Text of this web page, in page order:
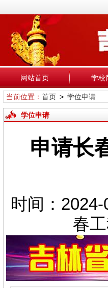
网站首页 学校
当前位置： 首页> 学位申请
学位申请
申请长
时间：
春